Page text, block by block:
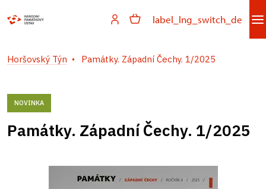
label_lng_switch_de
Horšovský Týn Památky. Západní Čechy. 1/2025
NOVINKA
Památky. Západní Čechy. 1/2025